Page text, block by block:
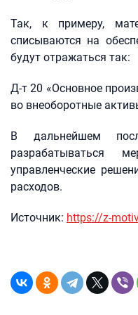
Так, к примеру,
списываются на
будут отражаться так:
Д-т 20 «Основное
во внеоборотные
В дальнейшем
разрабатываться
управленческие
расходов.
Источник: https://z-